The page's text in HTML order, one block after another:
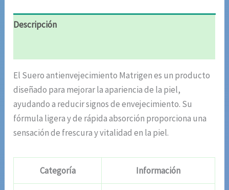
Descripción
El Suero antienvejecimiento Matrigen es un producto
diseñado para mejorar la apariencia de la piel,
ayudando a reducir signos de envejecimiento. Su
fórmula ligera y de rápida absorción proporciona una
sensación de frescura y vitalidad en la piel.
Categoría Información